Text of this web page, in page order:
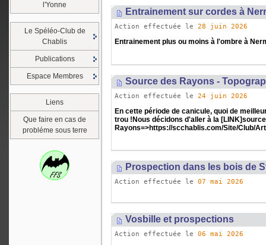
l'Yonne
Le Spéléo-Club de
Chablis
Publications
Espace Membres
Liens
Que faire en cas de
probléme sous terre
Entrainement sur cordes à
Action effectuée le 28 juin 2026
Entrainement plus ou moins à l'ombre à
Source des Rayons -
Action effectuée le 24 juin 2026
En cette période de canicule, quoi de
trou !Nous décidons d'aller à la
Rayons=>https://scchablis.com/Site/Club/
Prospection dans les bois de
Action effectuée le 07 mai 2026
Vosbille et prospections
Action effectuée le 06 mai 2026